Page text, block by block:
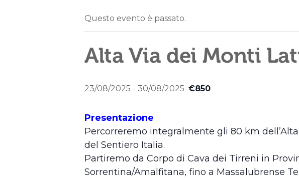
Questo evento è passato.
Alta Via dei Monti
23/08/2025 - 30/08/2025 €850
Presentazione
Percorreremo integralmente gli 80 km
del Sentiero Italia.
Partiremo da Corpo di Cava dei Tirreni in
Sorrentina/Amalfitana, fino a Massalubrense